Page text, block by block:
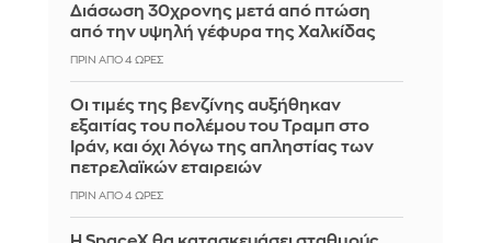
Διάσωση 30χρονης μετά από πτώση
από την υψηλή γέφυρα της Χαλκίδας
ΠΡΙΝ ΑΠΌ 4 ΏΡΕΣ
Οι τιμές της βενζίνης αυξήθηκαν
εξαιτίας του πολέμου του Τραμπ στο
Ιράν, και όχι λόγω της απληστίας των
πετρελαϊκών εταιρειών
ΠΡΙΝ ΑΠΌ 4 ΏΡΕΣ